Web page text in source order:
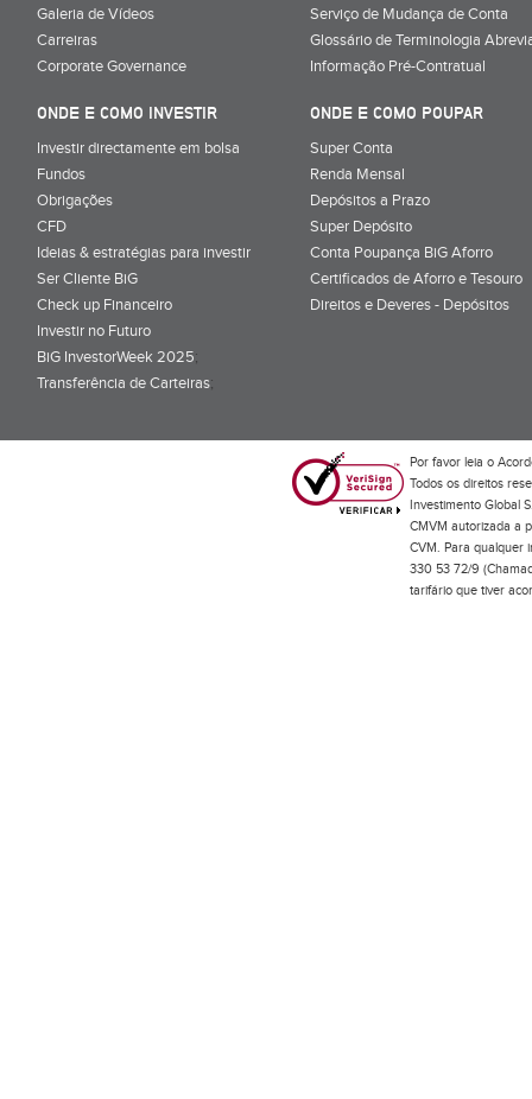
Galeria de Vídeos
Carreiras
Corporate Governance
Serviço de Mudança de Conta
Glossário de Terminologia
Informação Pré-Contratual
ONDE E COMO INVESTIR
Investir directamente em bolsa
Fundos
Obrigações
CFD
Ideias & estratégias para investir
Ser Cliente BiG
Check up Financeiro
Investir no Futuro
BiG InvestorWeek 2025;
Transferência de Carteiras;
ONDE E COMO POUPAR
Super Conta
Renda Mensal
Depósitos a Prazo
Super Depósito
Conta Poupança BiG Aforro
Certificados de Aforro e Tesouro
Direitos e Deveres - Depósitos
Por favor leia o
Todos os direitos
Investimento Global
CMVM autorizada a
CVM. Para qualquer
330 53 72/9
tarifário que tiver